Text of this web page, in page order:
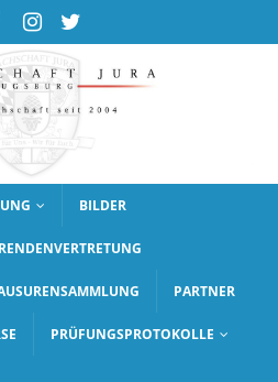
BILDER
PARTNER
PRÜFUNGSPROTOKOLLE